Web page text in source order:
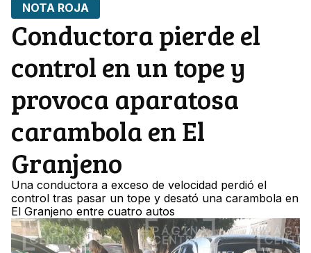
NOTA ROJA
Conductora pierde el
control en un tope y
provoca aparatosa
carambola en El
Granjeno
Una conductora a exceso de velocidad perdió el
control tras pasar un tope y desató una carambola en
El Granjeno entre cuatro autos